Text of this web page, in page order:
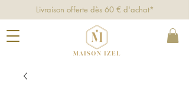
Livraison offerte dès 60 € d'achat*